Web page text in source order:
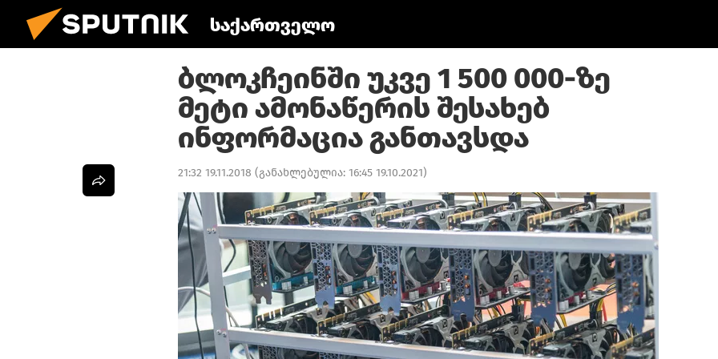
საქართველო
ბლოკჩეინში უკვე 1 500 000-ზე
მეტი ამონაწერის შესახებ
ინფორმაცია განთავსდა
21:32 19.11.2018 (განახლებულია: 16:45 19.10.2021)